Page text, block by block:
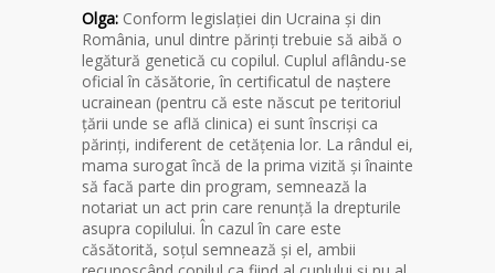
Olga: Conform legislației din Ucraina și din
România, unul dintre părinți trebuie să aibă o
legătură genetică cu copilul. Cuplul aflându-se
oficial în căsătorie, în certificatul de naștere
ucrainean (pentru că este născut pe teritoriul
țării unde se află clinica) ei sunt înscriși ca
părinți, indiferent de cetățenia lor. La rândul ei,
mama surogat încă de la prima vizită și înainte
să facă parte din program, semnează la
notariat un act prin care renunță la drepturile
asupra copilului. În cazul în care este
căsătorită, soțul semnează și el, ambii